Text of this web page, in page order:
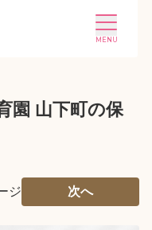
選ばれる理由
園 山下町の保
ジ 次へ